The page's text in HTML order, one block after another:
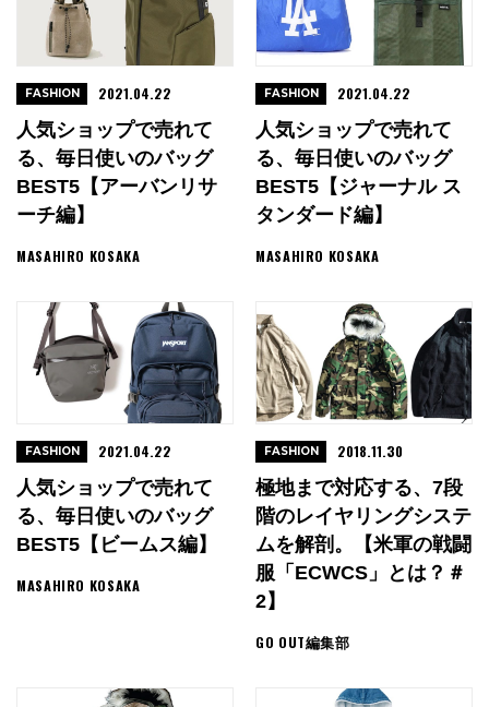
人気ショップで売れて
る、毎日使いのバッグ
BEST5【アーバンリサ
ーチ編】
MASAHIRO KOSAKA
FASHION 2021.04.22
人気ショップで売れて
る、毎日使いのバッグ
BEST5【ジャーナル ス
タンダード編】
MASAHIRO KOSAKA
FASHION 2021.04.22
人気ショップで売れて
る、毎日使いのバッグ
BEST5【ビームス編】
MASAHIRO KOSAKA
FASHION 2021.04.22
極地まで対応する、7段
階のレイヤリングシステ
ムを解剖。【米軍の戦闘
服「ECWCS」とは？＃
2】
GO OUT編集部
FASHION 2018.11.30